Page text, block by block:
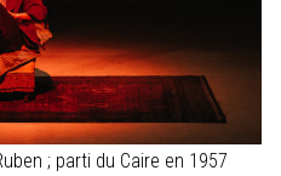
; parti du Caire en 1957